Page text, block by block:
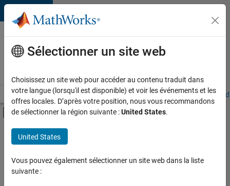
Passer au contenu
Votre
carrière
chez
Accueil Explorer nos opportunités Adresses de nos bureaux
Activer/désactiver l'affichage du menu
Contenu principal
FILTRER PAR
Technologies de l’information
Support client
Ventes pour l'éducation
Sélectionner un site web
Choisissez un site web pour accéder au contenu traduit dans
votre langue (lorsqu'il est disponible) et voir les événements et les
offres locales. D’après votre position, nous vous recommandons
de sélectionner la région suivante :United States.
United States
Vous pouvez également sélectionner un site web dans la liste
suivante :